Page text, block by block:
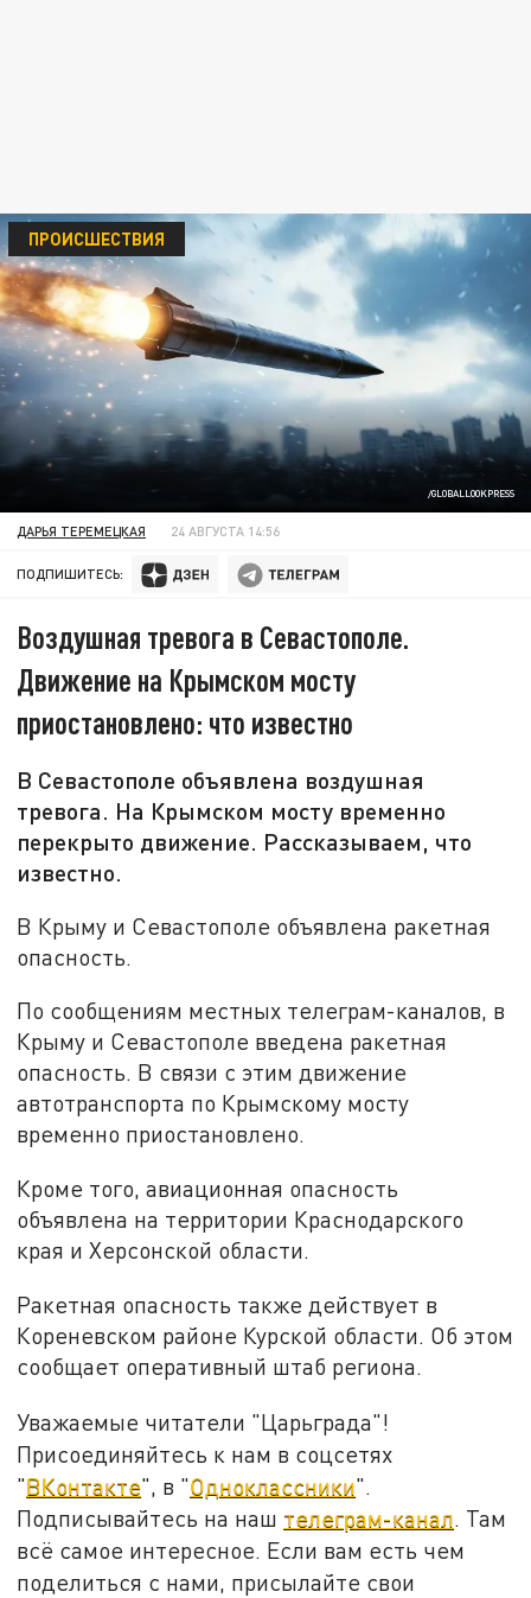
/GLOBALLOOKPRESS
ПРОИСШЕСТВИЯ
ДАРЬЯ ТЕРЕМЕЦКАЯ 24 АВГУСТА 14:56
ПОДПИШИТЕСЬ:
Воздушная тревога в Севастополе.
Движение на Крымском мосту
приостановлено: что известно
В Севастополе объявлена воздушная
тревога. На Крымском мосту временно
перекрыто движение. Рассказываем, что
известно.
В Крыму и Севастополе объявлена ракетная
опасность.
По сообщениям местных телеграм-каналов, в
Крыму и Севастополе введена ракетная
опасность. В связи с этим движение
автотранспорта по Крымскому мосту
временно приостановлено.
Кроме того, авиационная опасность
объявлена на территории Краснодарского
края и Херсонской области.
Ракетная опасность также действует в
Кореневском районе Курской области. Об этом
сообщает оперативный штаб региона.
Уважаемые читатели "Царьграда"!
Присоединяйтесь к нам в соцсетях
"ВКонтакте", в "Одноклассники".
Подписывайтесь на наш телеграм-канал . Там
всё самое интересное. Если вам есть чем
поделиться с нами, присылайте свои